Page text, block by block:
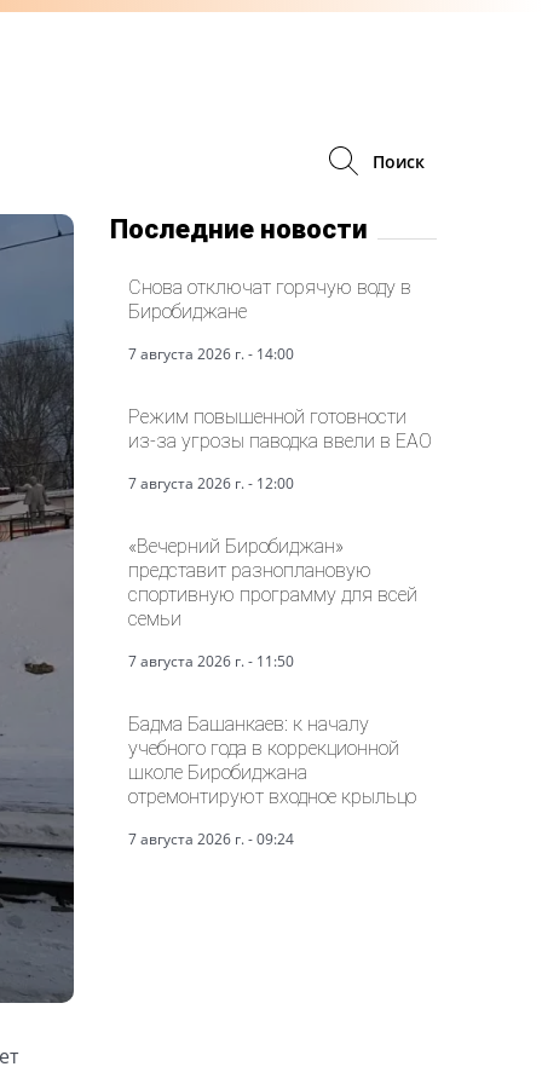
Поиск
Последние новости
Снова отключат горячую воду в
Биробиджане
7 августа 2026 г. - 14:00
Режим повышенной готовности
из-за угрозы паводка ввели в ЕАО
7 августа 2026 г. - 12:00
«Вечерний Биробиджан»
представит разноплановую
спортивную программу для всей
семьи
7 августа 2026 г. - 11:50
Бадма Башанкаев: к началу
учебного года в коррекционной
школе Биробиджана
отремонтируют входное крыльцо
7 августа 2026 г. - 09:24